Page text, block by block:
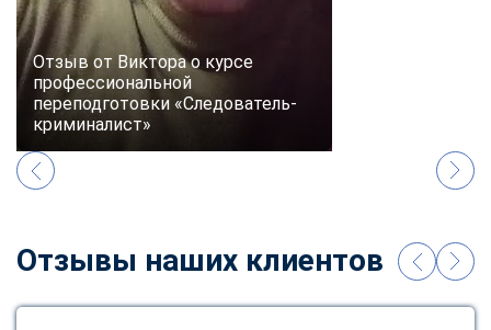
Отзыв от Виктора о курсе
профессиональной
переподготовки «Следователь-
криминалист»
Отзывы наших клиентов